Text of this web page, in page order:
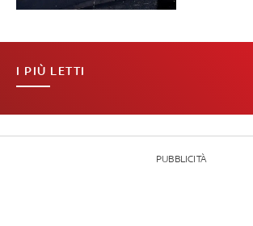
I PIÙ LETTI
PUBBLICITÀ